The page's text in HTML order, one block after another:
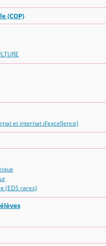
(COP)
et internat d'excellence)
(EDS rares)